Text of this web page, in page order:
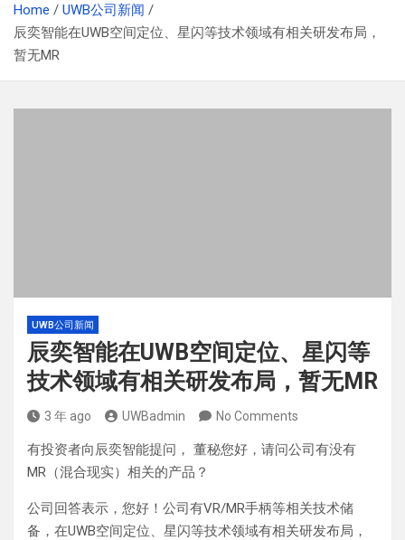
Home
UWB公司新闻
辰奕智能在UWB空间定位、星闪等技术领域有相关研发布局，
暂无MR
UWB公司新闻
辰奕智能在UWB空间定位、星闪等
技术领域有相关研发布局，暂无MR
3 年 ago UWBadmin No Comments
有投资者向辰奕智能提问， 董秘您好，请问公司有没有
MR（混合现实）相关的产品？
公司回答表示，您好！公司有VR/MR手柄等相关技术储
备，在UWB空间定位、星闪等技术领域有相关研发布局，